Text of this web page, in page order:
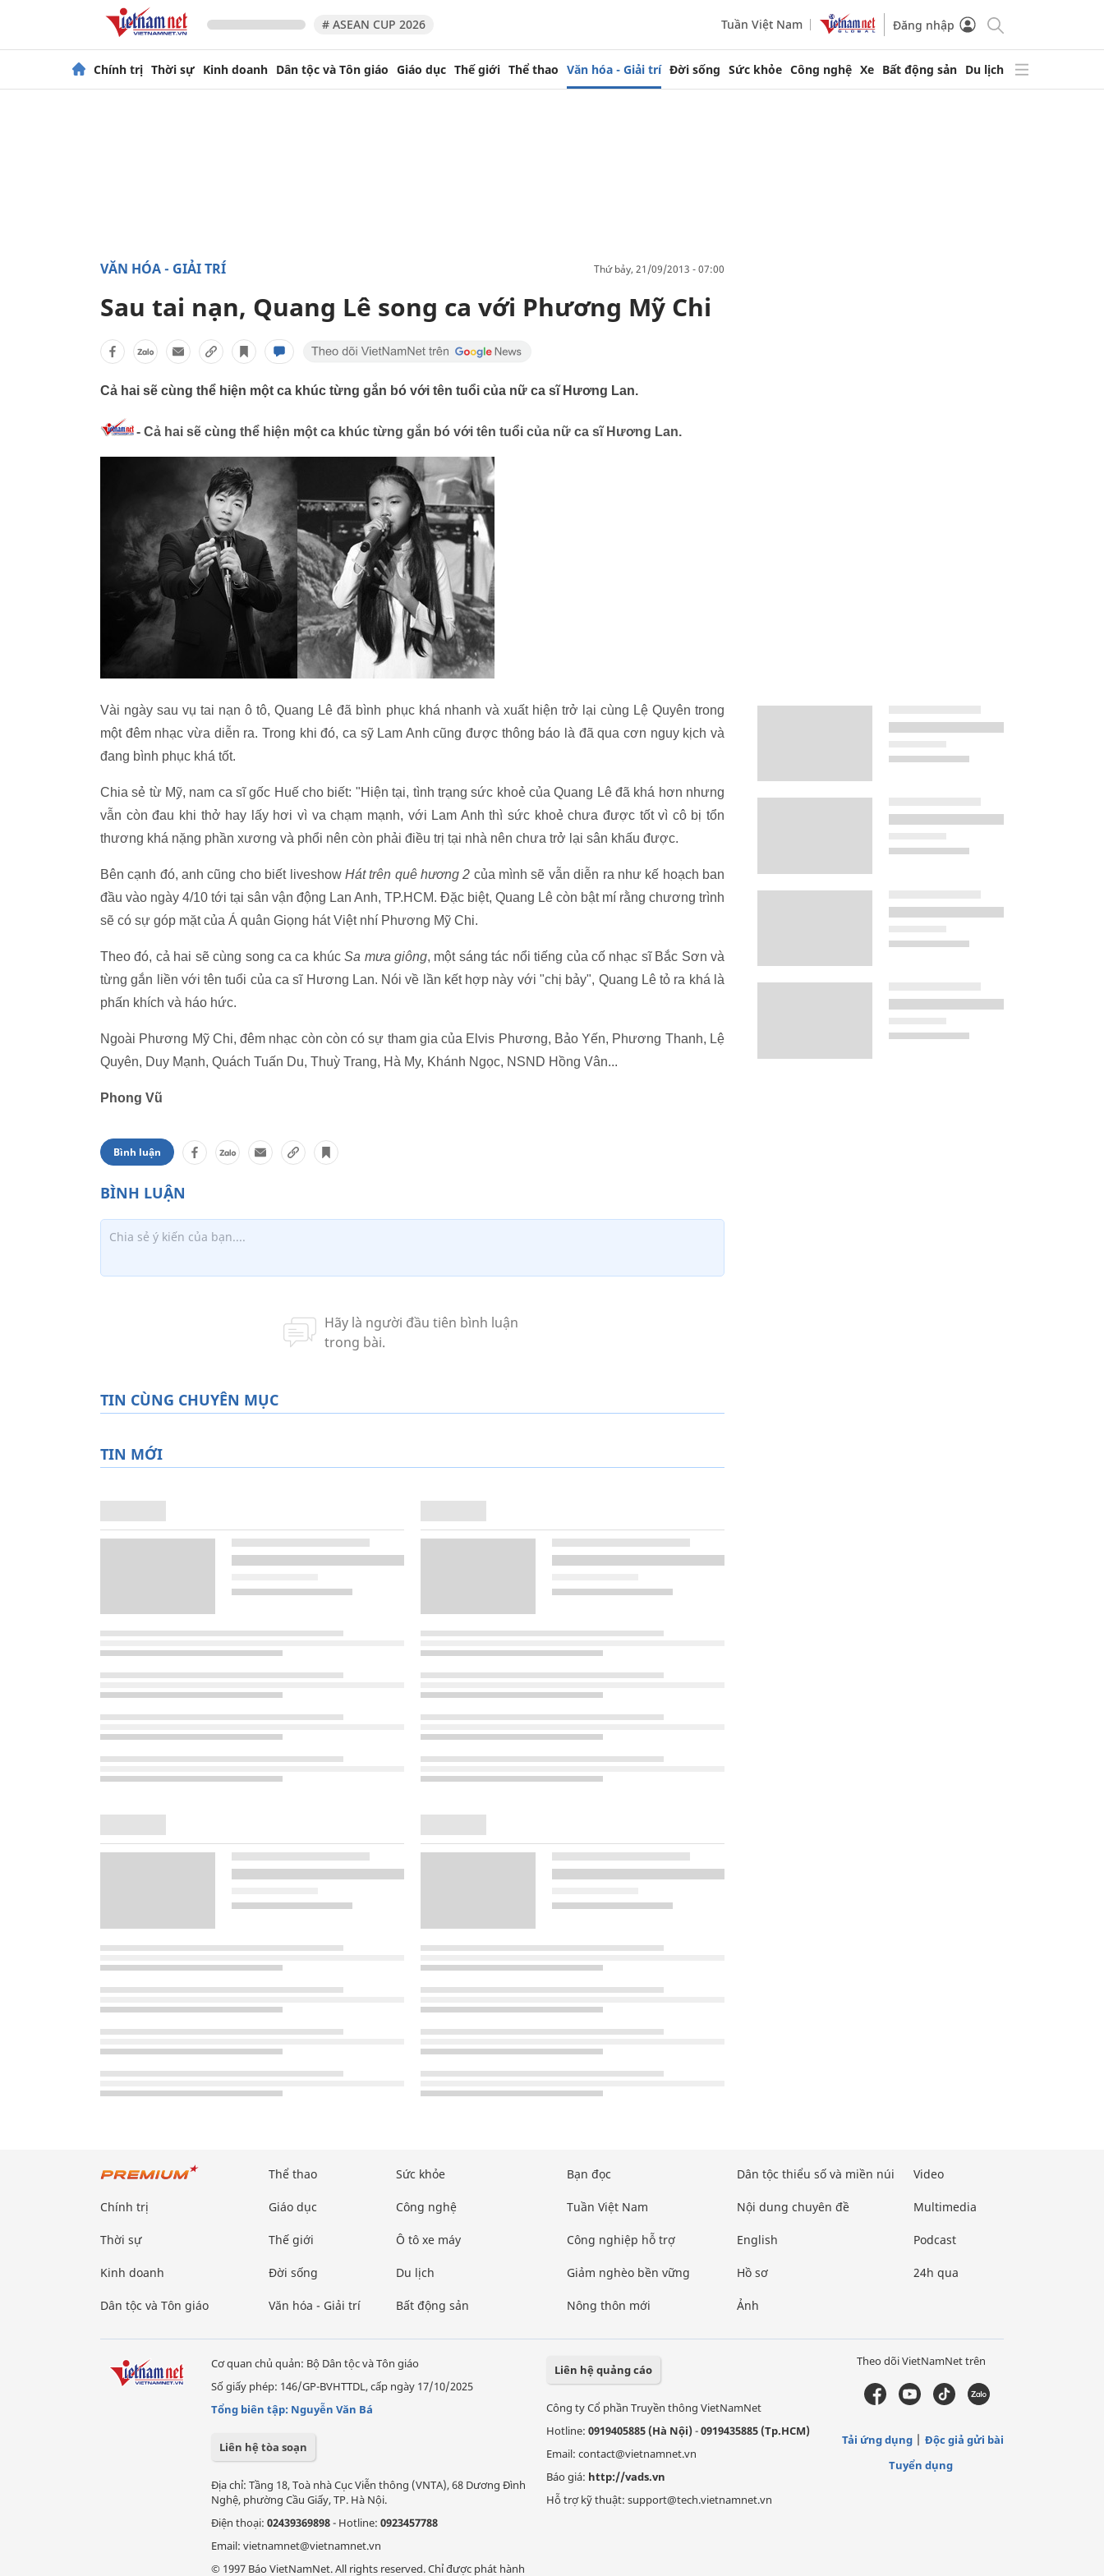
# ASEAN CUP 2026 Tuần Việt Nam Đăng nhập
Chính trị Thời sự Kinh doanh Dân tộc và Tôn giáo Giáo dục Thế giới Thể thao Văn hóa - Giải trí Đời sống Sức khỏe Công nghệ Xe Bất động sản Du lịch
VĂN HÓA - GIẢI TRÍ thứ bảy, 21/09/2013 - 07:00
Sau tai nạn, Quang Lê song ca với Phương Mỹ Chi
Cả hai sẽ cùng thể hiện một ca khúc từng gắn bó với tên tuổi của nữ ca sĩ Hương Lan.
- Cả hai sẽ cùng thể hiện một ca khúc từng gắn bó với tên tuổi của nữ ca sĩ Hương Lan.
Vài ngày sau vụ tai nạn ô tô, Quang Lê đã bình phục khá nhanh và xuất hiện trở lại cùng Lệ Quyên trong
một đêm nhạc vừa diễn ra. Trong khi đó, ca sỹ Lam Anh cũng được thông báo là đã qua cơn nguy kịch và
đang bình phục khá tốt.
Chia sẻ từ Mỹ, nam ca sĩ gốc Huế cho biết: "Hiện tại, tình trạng sức khoẻ của Quang Lê đã khá hơn nhưng
vẫn còn đau khi thở hay lấy hơi vì va chạm mạnh, với Lam Anh thì sức khoẻ chưa được tốt vì cô bị tổn
thương khá nặng phần xương và phổi nên còn phải điều trị tại nhà nên chưa trở lại sân khấu được.
Bên cạnh đó, anh cũng cho biết liveshowHát trên quê hương 2 của mình sẽ vẫn diễn ra như kế hoạch ban
đầu vào ngày 4/10 tới tại sân vận động Lan Anh, TP.HCM. Đặc biệt, Quang Lê còn bật mí rằng chương trình
sẽ có sự góp mặt của Á quân Giọng hát Việt nhí Phương Mỹ Chi.
Theo đó, cả hai sẽ cùng song ca ca khúcSa mưa giông, một sáng tác nổi tiếng của cố nhạc sĩ Bắc Sơn và
từng gắn liền với tên tuổi của ca sĩ Hương Lan. Nói về lần kết hợp này với "chị bảy", Quang Lê tỏ ra khá là
phấn khích và háo hức.
Ngoài Phương Mỹ Chi, đêm nhạc còn còn có sự tham gia của Elvis Phương, Bảo Yến, Phương Thanh, Lệ
Quyên, Duy Mạnh, Quách Tuấn Du, Thuỳ Trang, Hà My, Khánh Ngọc, NSND Hồng Vân...
Phong Vũ
Bình luận
TIN CÙNG CHUYÊN MỤC
TIN MỚI
Chính trị
Thời sự
Kinh doanh
Dân tộc và Tôn giáo
Thể thao
Giáo dục
Thế giới
Đời sống
Văn hóa - Giải trí
Sức khỏe
Công nghệ
Ô tô xe máy
Du lịch
Bất động sản
Bạn đọc
Tuần Việt Nam
Công nghiệp hỗ trợ
Giảm nghèo bền vững
Nông thôn mới
Dân tộc thiểu số và miền núi
Nội dung chuyên đề
English
Hồ sơ
Ảnh
Video
Multimedia
Podcast
24h qua
Cơ quan chủ quản: Bộ Dân tộc và Tôn giáo
Số giấy phép: 146/GP-BVHTTDL, cấp ngày 17/10/2025
Tổng biên tập: Nguyễn Văn Bá
Liên hệ tòa soạn
Địa chỉ: Tầng 18, Toà nhà Cục Viễn thông (VNTA), 68 Dương Đình
Nghệ, phường Cầu Giấy, TP. Hà Nội.
Điện thoại: 02439369898- Hotline: 0923457788
Email: vietnamnet@vietnamnet.vn
© 1997 Báo VietNamNet. All rights reserved. Chỉ được phát hành
Liên hệ quảng cáo
Công ty Cổ phần Truyền thông VietNamNet
Hotline: 0919405885 (Hà Nội)-0919435885 (Tp.HCM)
Email: contact@vietnamnet.vn
Báo giá: http://vads.vn
Hỗ trợ kỹ thuật: support@tech.vietnamnet.vn
Theo dõi VietNamNet trên
Tải ứng dụng
Độc giả gửi bài
Tuyển dụng